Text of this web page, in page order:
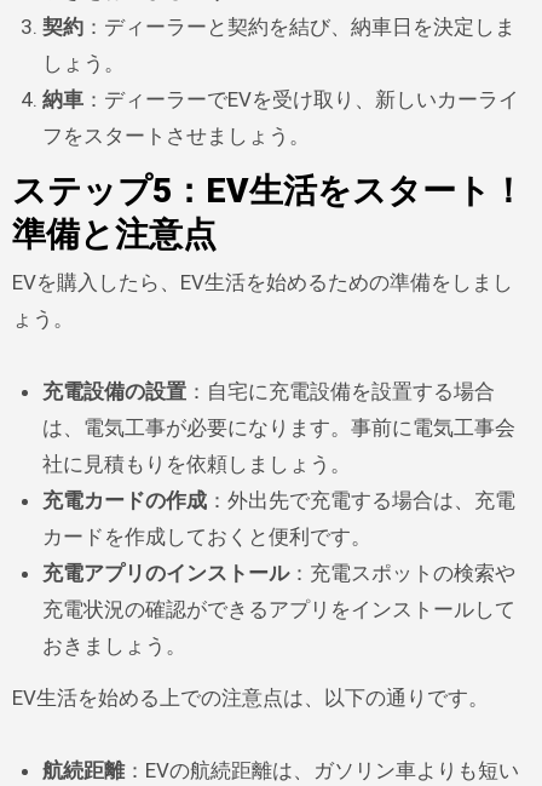
契約 ：ディーラーと契約を結び、納車日を決定しま
しょう。
納車 ：ディーラーでEVを受け取り、新しいカーライ
フをスタートさせましょう。
ステップ5：EV生活をスタート！
準備と注意点
EVを購入したら、EV生活を始めるための準備をしまし
ょう。
充電設備の設置 ：自宅に充電設備を設置する場合
は、電気工事が必要になります。事前に電気工事会
社に見積もりを依頼しましょう。
充電カードの作成 ：外出先で充電する場合は、充電
カードを作成しておくと便利です。
充電アプリのインストール：充電スポットの検索や
充電状況の確認ができるアプリをインストールして
おきましょう。
EV生活を始める上での注意点は、以下の通りです。
航続距離：EVの航続距離は、ガソリン車よりも短い